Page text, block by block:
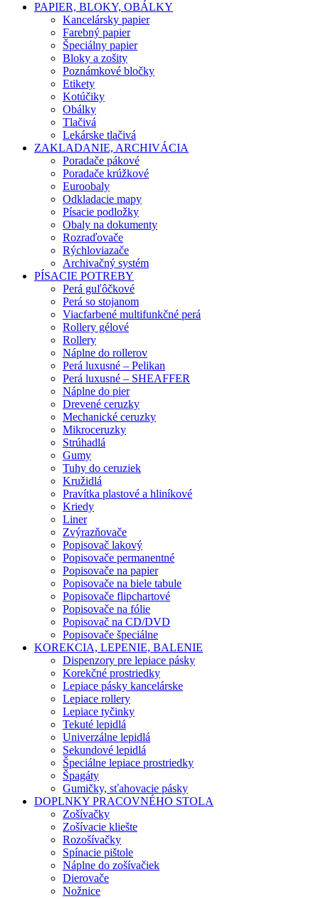
PAPIER, BLOKY, OBÁLKY
Kancelársky papier
Farebný papier
Špeciálny papier
Bloky a zošity
Poznámkové bločky
Etikety
Kotúčiky
Obálky
Tlačivá
Lekárske tlačivá
ZAKLADANIE, ARCHIVÁCIA
Poradače pákové
Poradače krúžkové
Euroobaly
Odkladacie mapy
Písacie podložky
Obaly na dokumenty
Rozraďovače
Rýchloviazače
Archivačný systém
PÍSACIE POTREBY
Perá guľôčkové
Perá so stojanom
Viacfarbené multifunkčné perá
Rollery gélové
Rollery
Náplne do rollerov
Perá luxusné – Pelikan
Perá luxusné – SHEAFFER
Náplne do pier
Drevené ceruzky
Mechanické ceruzky
Mikroceruzky
Strúhadlá
Gumy
Tuhy do ceruziek
Kružidlá
Pravítka plastové a hliníkové
Kriedy
Liner
Zvýrazňovače
Popisovač lakový
Popisovače permanentné
Popisovače na papier
Popisovače na biele tabule
Popisovače flipchartové
Popisovače na fólie
Popisovač na CD/DVD
Popisovače špeciálne
KOREKCIA, LEPENIE, BALENIE
Dispenzory pre lepiace pásky
Korekčné prostriedky
Lepiace pásky kancelárske
Lepiace rollery
Lepiace tyčinky
Tekuté lepidlá
Univerzálne lepidlá
Sekundové lepidlá
Špeciálne lepiace prostriedky
Špagáty
Gumičky, sťahovacie pásky
DOPLNKY PRACOVNÉHO STOLA
Zošívačky
Zošívacie kliešte
Rozošívačky
Spínacie pištole
Náplne do zošívačiek
Dierovače
Nožnice